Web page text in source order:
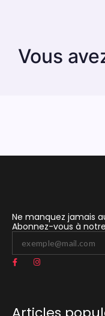
Vous
Ne manquez jamais
Abonnez-vous à